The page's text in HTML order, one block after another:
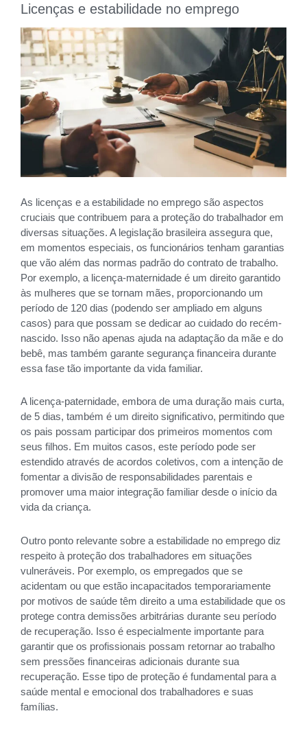
Licenças e estabilidade no emprego
As licenças e a estabilidade no emprego são aspectos
cruciais que contribuem para a proteção do trabalhador em
diversas situações. A legislação brasileira assegura que,
em momentos especiais, os funcionários tenham garantias
que vão além das normas padrão do contrato de trabalho.
Por exemplo, a licença-maternidade é um direito garantido
às mulheres que se tornam mães, proporcionando um
período de 120 dias (podendo ser ampliado em alguns
casos) para que possam se dedicar ao cuidado do recém-
nascido. Isso não apenas ajuda na adaptação da mãe e do
bebê, mas também garante segurança financeira durante
essa fase tão importante da vida familiar.
A licença-paternidade, embora de uma duração mais curta,
de 5 dias, também é um direito significativo, permitindo que
os pais possam participar dos primeiros momentos com
seus filhos. Em muitos casos, este período pode ser
estendido através de acordos coletivos, com a intenção de
fomentar a divisão de responsabilidades parentais e
promover uma maior integração familiar desde o início da
vida da criança.
Outro ponto relevante sobre a estabilidade no emprego diz
respeito à proteção dos trabalhadores em situações
vulneráveis. Por exemplo, os empregados que se
acidentam ou que estão incapacitados temporariamente
por motivos de saúde têm direito a uma estabilidade que os
protege contra demissões arbitrárias durante seu período
de recuperação. Isso é especialmente importante para
garantir que os profissionais possam retornar ao trabalho
sem pressões financeiras adicionais durante sua
recuperação. Esse tipo de proteção é fundamental para a
saúde mental e emocional dos trabalhadores e suas
famílias.